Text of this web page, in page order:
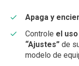
Apaga y
Controle el
“Ajustes” de
modelo de